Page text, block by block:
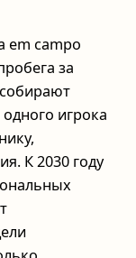
em campo
за
игрока
К 2030 году